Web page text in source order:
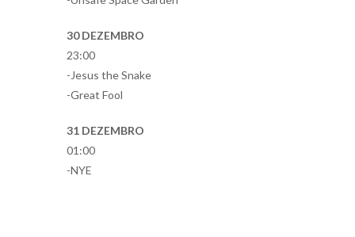
30 DEZEMBRO
23:00
-Jesus the Snake
-Great Fool
31 DEZEMBRO
01:00
-NYE